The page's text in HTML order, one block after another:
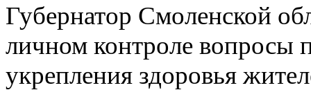
Губернатор Смоленской
личном контроле вопросы
укрепления здоровья